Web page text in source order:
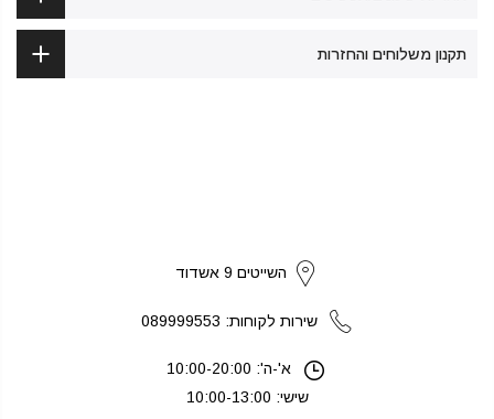
תקנון משלוחים והחזרות
השייטים 9 אשדוד
שירות לקוחות: 089999553
א'-ה': 10:00-20:00
שישי: 10:00-13:00